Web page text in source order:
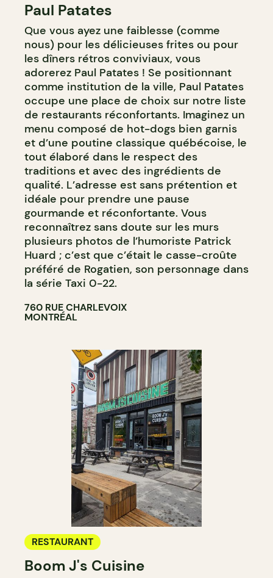
Paul Patates
Que vous ayez une faiblesse (comme
nous) pour les délicieuses frites ou pour
les dîners rétros conviviaux, vous
adorerez Paul Patates ! Se positionnant
comme institution de la ville, Paul Patates
occupe une place de choix sur notre liste
de restaurants réconfortants. Imaginez un
menu composé de hot-dogs bien garnis
et d’une poutine classique québécoise, le
tout élaboré dans le respect des
traditions et avec des ingrédients de
qualité. L’adresse est sans prétention et
idéale pour prendre une pause
gourmande et réconfortante. Vous
reconnaîtrez sans doute sur les murs
plusieurs photos de l’humoriste Patrick
Huard ; c’est que c’était le casse-croûte
préféré de Rogatien, son personnage dans
la série Taxi 0-22.
760 RUE CHARLEVOIX
MONTRÉAL
RESTAURANT
Boom J's Cuisine